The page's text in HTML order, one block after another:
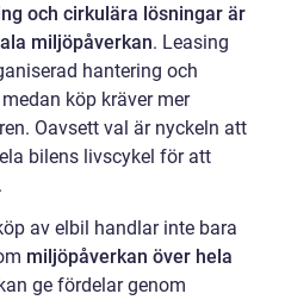
och cirkulära lösningar är
miljöpåverkan. Leasing
hantering och
köp kräver mer
Oavsett val är nyckeln att
bilens livscykel för att
av elbil handlar inte bara
miljöpåverkan över hela
ge fördelar genom